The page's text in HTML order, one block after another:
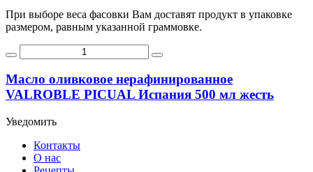
При выборе веса фасовки Вам доставят продукт в упаковке
размером, равным указанной граммовке.
Масло оливковое нерафинированное
VALROBLE PICUAL Испания 500 мл жесть
Уведомить
Контакты
О нас